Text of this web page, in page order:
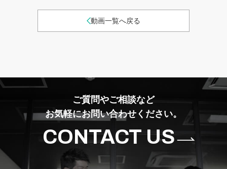
動画一覧へ戻る
ご質問やご相談など
お気軽にお問い合わせください。
CONTACT US